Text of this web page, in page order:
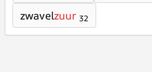
zwavelzuur 32